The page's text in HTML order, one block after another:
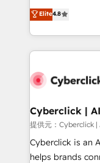
confiables,
decisiones que
tras vuelta, el
tiene menos que
operación paso
hay algo más:
contexto real de
se compra ni se
la misma IA, va
Elite4.8
Cyberclick |
提供元：Cyberclick
Cyberclick is an
helps brands